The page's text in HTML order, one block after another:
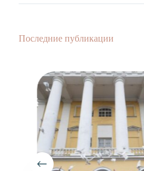
Последние публикации